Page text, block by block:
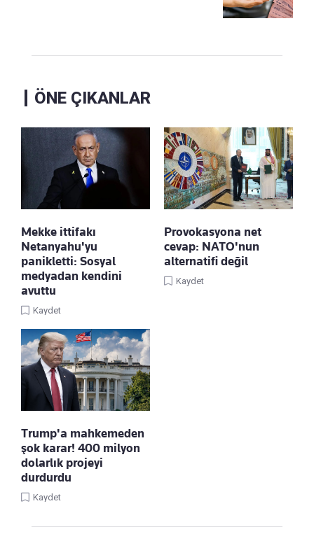
ÖNE ÇIKANLAR
Mekke ittifakı
Netanyahu'yu
panikletti: Sosyal
medyadan kendini
avuttu
Kaydet
Provokasyona net
cevap: NATO'nun
alternatifi değil
Kaydet
Trump'a mahkemeden
şok karar! 400 milyon
dolarlık projeyi
durdurdu
Kaydet